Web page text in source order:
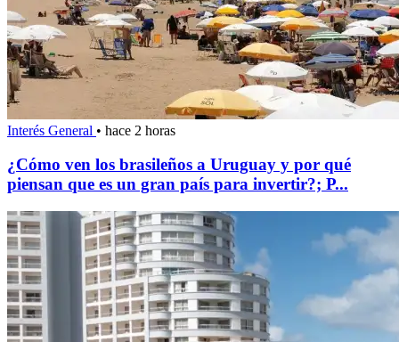
Interés General • hace 2 horas
¿Cómo ven los brasileños a Uruguay y por qué
piensan que es un gran país para invertir?; P...